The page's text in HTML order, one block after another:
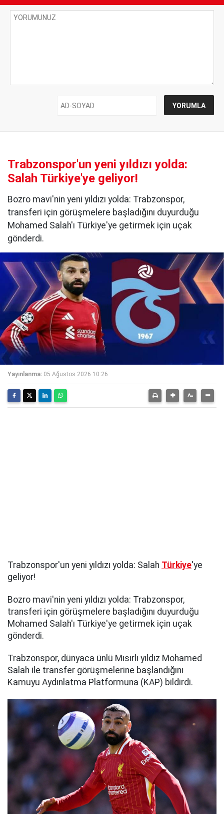
Trabzonspor'un yeni yıldızı yolda:
Salah Türkiye'ye geliyor!
Bozro mavi'nin yeni yıldızı yolda: Trabzonspor,
transferi için görüşmelere başladığını duyurduğu
Mohamed Salah'ı Türkiye'ye getirmek için uçak
gönderdi.
Yayınlanma: 05 Ağustos 2026 10:26
Trabzonspor'un yeni yıldızı yolda: Salah Türkiye'ye
geliyor!
Bozro mavi'nin yeni yıldızı yolda: Trabzonspor,
transferi için görüşmelere başladığını duyurduğu
Mohamed Salah'ı Türkiye'ye getirmek için uçak
gönderdi.
Trabzonspor, dünyaca ünlü Mısırlı yıldız Mohamed
Salah ile transfer görüşmelerine başlandığını
Kamuyu Aydınlatma Platformuna (KAP) bildirdi.